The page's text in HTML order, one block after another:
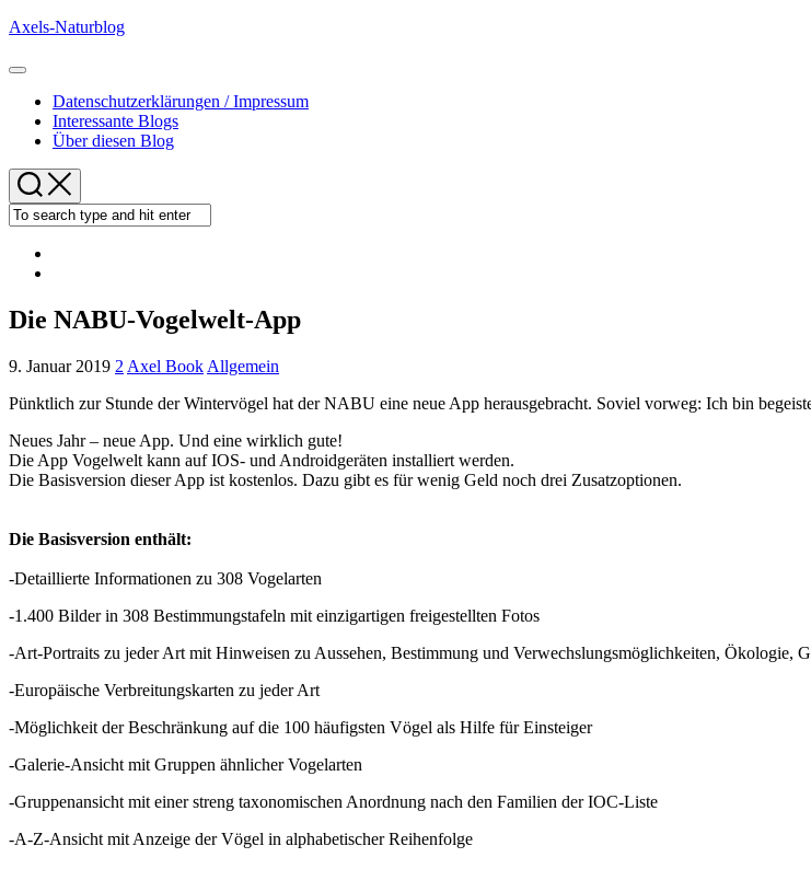
Skip
content
Axels-Naturblog
Expand
Datenschutzerklärungen / Impressum
Interessante Blogs
Über diesen Blog
Die NABU-Vogelwelt-App
9. Januar 2019 2 Axel Book Allgemein
Pünktlich zur Stunde der Wintervögel hat der NABU eine neue App herausgebracht. Soviel vorweg: Ich bin
Neues Jahr – neue App. Und eine wirklich gute!
Die App Vogelwelt kann auf IOS- und Androidgeräten installiert werden.
Die Basisversion dieser App ist kostenlos. Dazu gibt es für wenig Geld noch drei Zusatzoptionen.
Die Basisversion enthält:
-Detaillierte Informationen zu 308 Vogelarten
-1.400 Bilder in 308 Bestimmungstafeln mit einzigartigen freigestellten Fotos
-Art-Portraits zu jeder Art mit Hinweisen zu Aussehen, Bestimmung und Verwechslungsmöglichkeiten, Ökologie,
-Europäische Verbreitungskarten zu jeder Art
-Möglichkeit der Beschränkung auf die 100 häufigsten Vögel als Hilfe für Einsteiger
-Galerie-Ansicht mit Gruppen ähnlicher Vogelarten
-Gruppenansicht mit einer streng taxonomischen Anordnung nach den Familien der IOC-Liste
-A-Z-Ansicht mit Anzeige der Vögel in alphabetischer Reihenfolge